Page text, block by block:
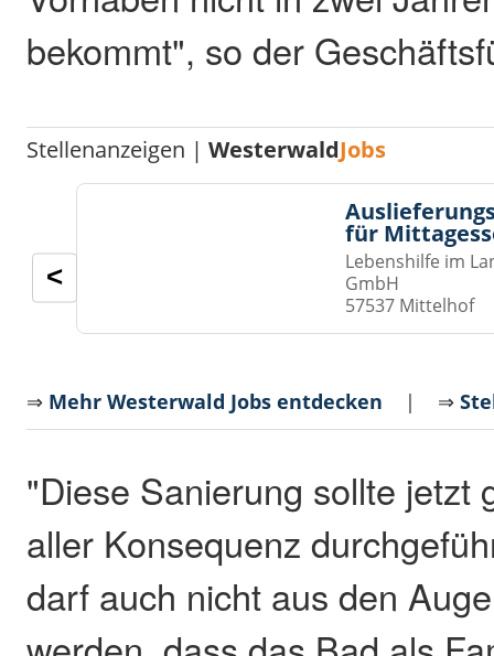
bekommt", so der
Stellenanzeigen |WesterwaldJobs
für
Lebenshilfe im
GmbH
57537 Mittelhof
<
⇒ Mehr Westerwald Jobs entdecken | ⇒
"Diese Sanierung sollte jetzt
aller Konsequenz
darf auch nicht aus den